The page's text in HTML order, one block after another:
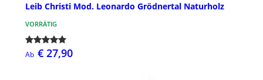
Leib Christi Mod. Leonardo Grödnertal Naturholz
VORRÄTIG
Ab € 27,90